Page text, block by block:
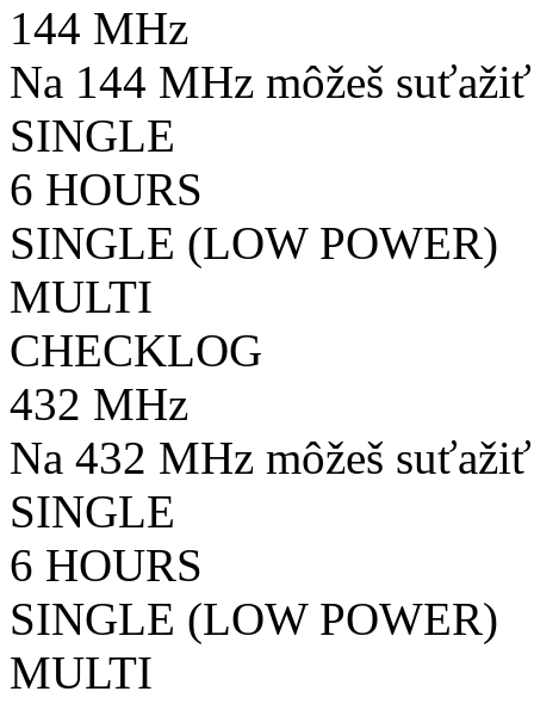
144 MHz
Na 144 MHz môžeš
SINGLE
6 HOURS
SINGLE (LOW POWER)
MULTI
CHECKLOG
432 MHz
Na 432 MHz môžeš
SINGLE
6 HOURS
SINGLE (LOW POWER)
MULTI